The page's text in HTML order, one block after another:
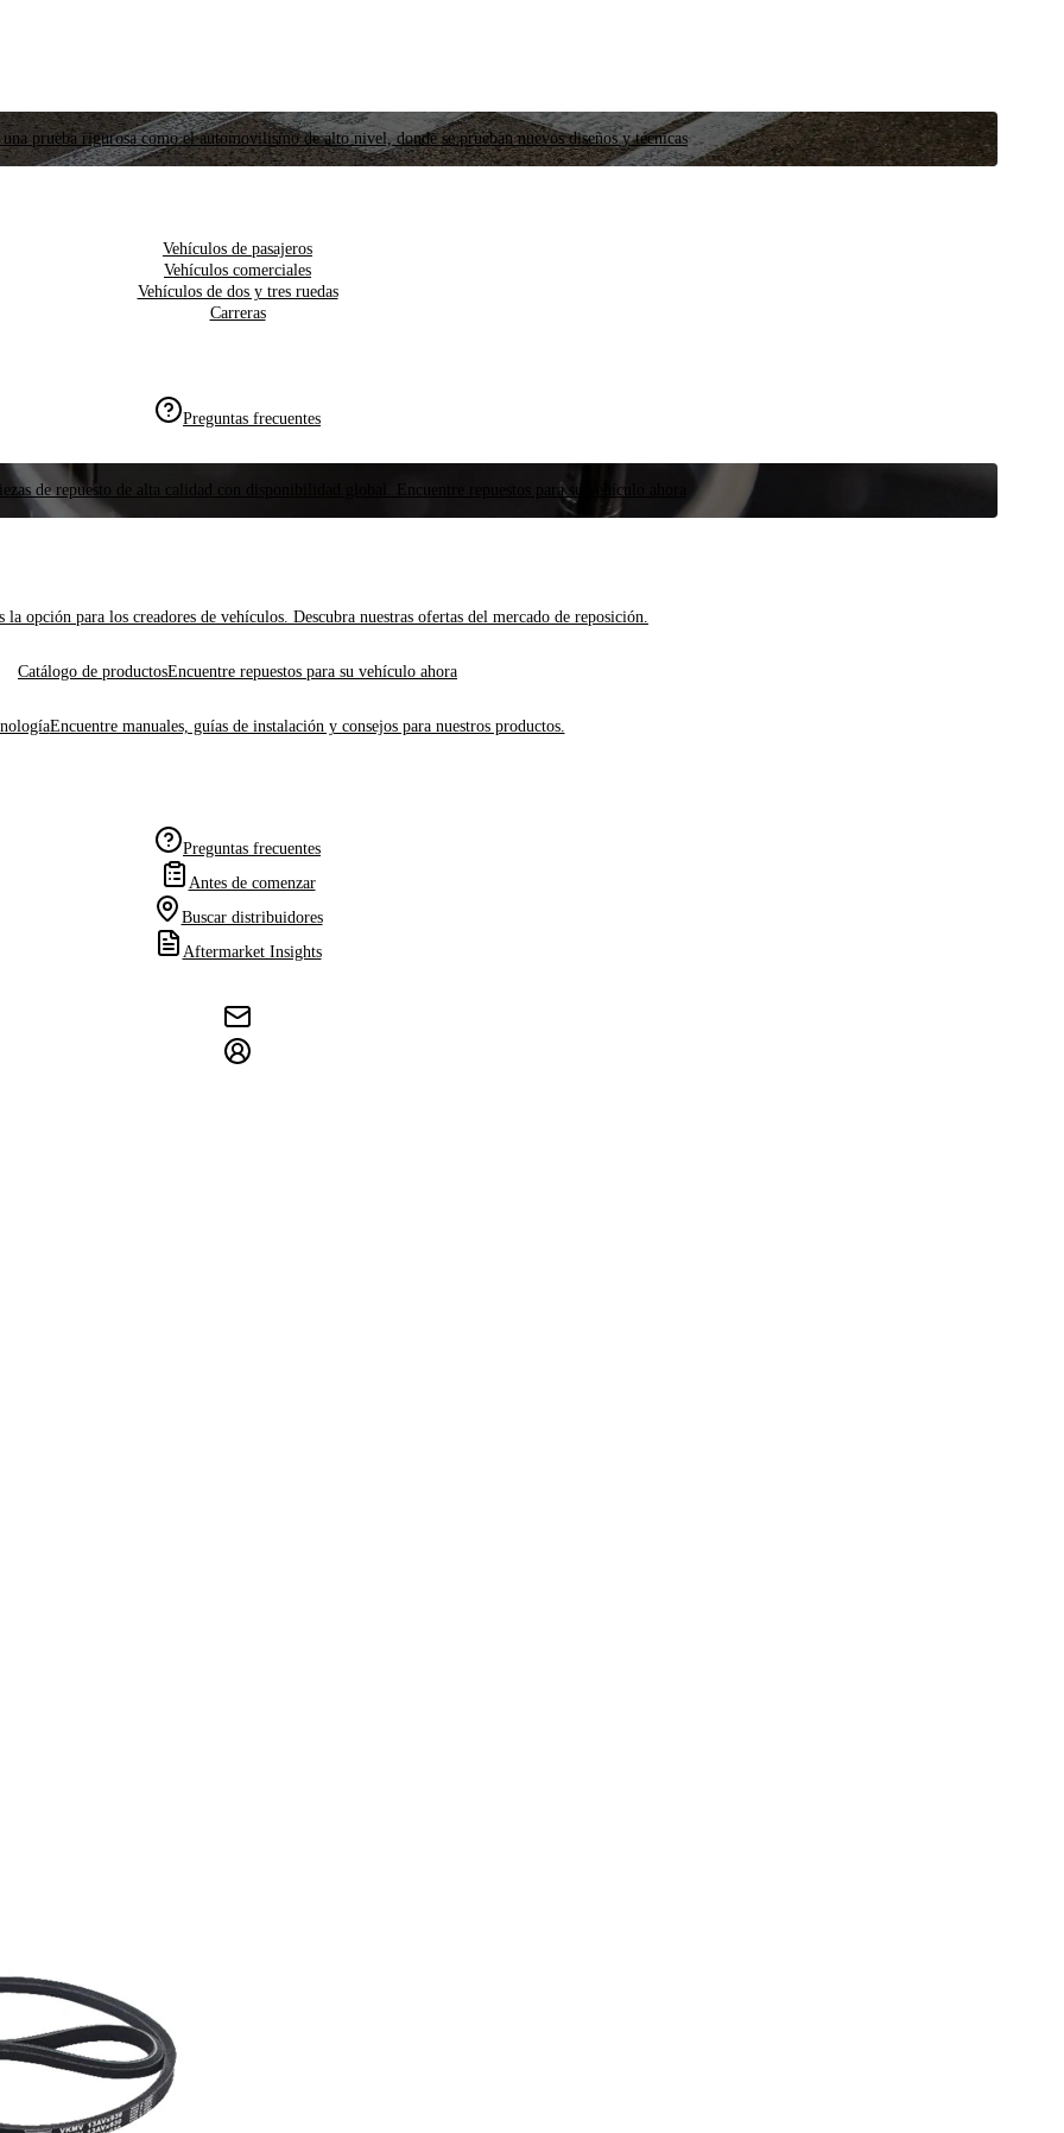
prueba rigurosa como el automovilismo de alto nivel, donde se prueban nuevos diseños y técnicas
Vehículos de pasajeros
Vehículos comerciales
Vehículos de dos y tres ruedas
Carreras
Preguntas frecuentes
de repuesto de alta calidad con disponibilidad global. Encuentre repuestos para su vehículo ahora
la opción para los creadores de vehículos. Descubra nuestras ofertas del mercado de reposición.
Catálogo de productosEncuentre repuestos para su vehículo ahora
Encuentre manuales, guías de instalación y consejos para nuestros productos.
Preguntas frecuentes
Antes de comenzar
Buscar distribuidores
Aftermarket Insights